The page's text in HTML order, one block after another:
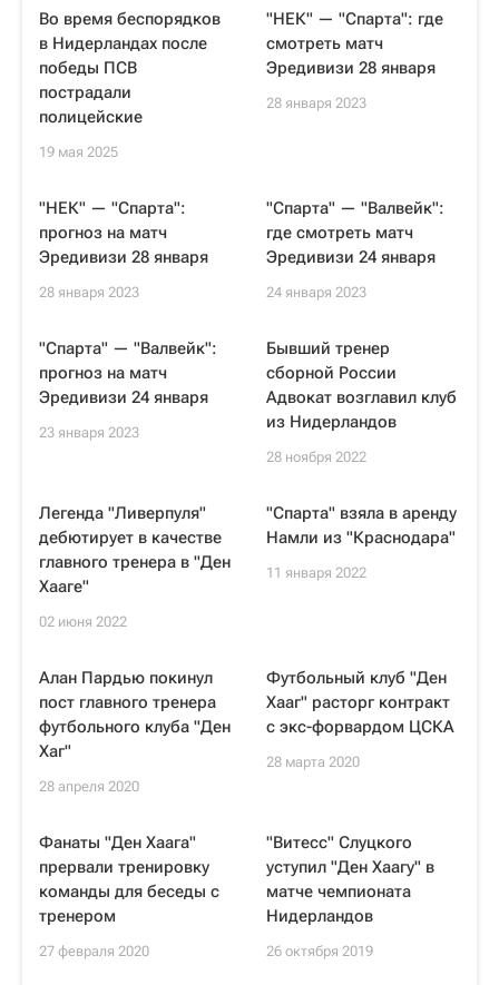
Во время беспорядков
в Нидерландах после
победы ПСВ
пострадали
полицейские
19 мая 2025
"НЕК" — "Спарта": где
смотреть матч
Эредивизи 28 января
28 января 2023
"НЕК" — "Спарта":
прогноз на матч
Эредивизи 28 января
28 января 2023
"Спарта" — "Валвейк":
где смотреть матч
Эредивизи 24 января
24 января 2023
"Спарта" — "Валвейк":
прогноз на матч
Эредивизи 24 января
23 января 2023
Бывший тренер
сборной России
Адвокат возглавил клуб
из Нидерландов
28 ноября 2022
Легенда "Ливерпуля"
дебютирует в качестве
главного тренера в "Ден
Хааге"
02 июня 2022
"Спарта" взяла в аренду
Намли из "Краснодара"
11 января 2022
Алан Пардью покинул
пост главного тренера
футбольного клуба "Ден
Хаг"
28 апреля 2020
Футбольный клуб "Ден
Хааг" расторг контракт
с экс-форвардом ЦСКА
28 марта 2020
Фанаты "Ден Хаага"
прервали тренировку
команды для беседы с
тренером
27 февраля 2020
"Витесс" Слуцкого
уступил "Ден Хаагу" в
матче чемпионата
Нидерландов
26 октября 2019